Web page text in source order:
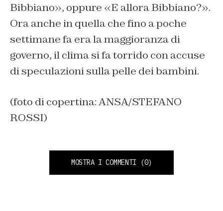
Bibbiano», oppure «E allora Bibbiano?».
Ora anche in quella che fino a poche
settimane fa era la maggioranza di
governo, il clima si fa torrido con accuse
di speculazioni sulla pelle dei bambini.
(foto di copertina: ANSA/STEFANO
ROSSI)
MOSTRA I COMMENTI (0)